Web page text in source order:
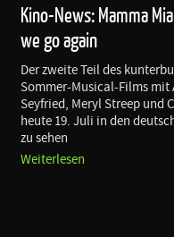
Kino-News: Mamma
we go again
Der zweite Teil des
Sommer-Musical-Films mit
Seyfried, Meryl Streep und
heute 19. Juli in den
zu sehen
Weiterlesen